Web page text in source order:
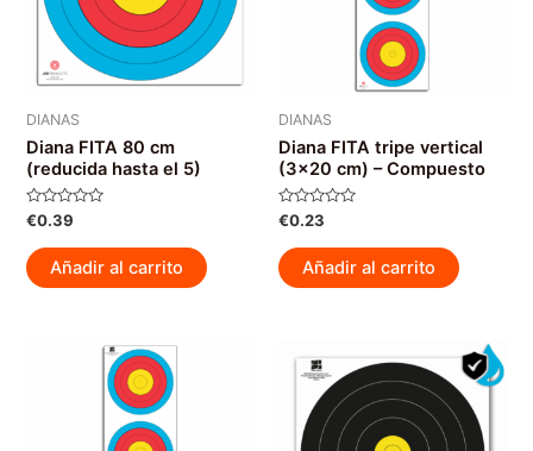
DIANAS
Diana FITA 80 cm
(reducida hasta el 5)
Valorado
con
de
5
€0.39
Añadir al carrito
DIANAS
Diana FITA tripe vertical
(3×20 cm) – Compuesto
Valorado
con
de
5
€0.23
Añadir al carrito